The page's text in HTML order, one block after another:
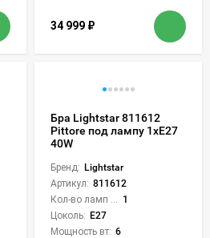
34 999 ₽
Бра Lightstar 811612
Pittore под лампу 1xE27
40W
Бренд: Lightstar
Артикул: 811612
1
Цоколь: E27
Мощность вт: 6